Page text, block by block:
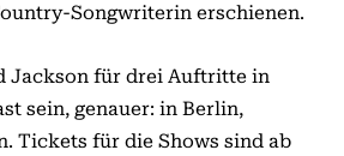
Songwriterin erschienen.
Jackson für drei Auftritte in
sein, genauer: in Berlin,
Tickets für die Shows sind ab